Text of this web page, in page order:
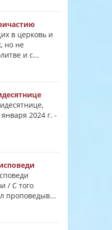
в церковь и
но не
и с...
2024 г. -
/ С того
проповедыв...